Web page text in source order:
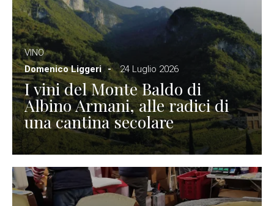
VINO
Domenico Liggeri
24 Luglio 2026
I vini del Monte Baldo di
Albino Armani, alle radici di
una cantina secolare